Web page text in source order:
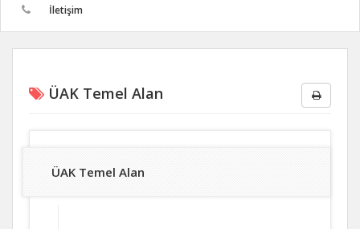
İletişim
ÜAK Temel Alan
ÜAK Temel Alan